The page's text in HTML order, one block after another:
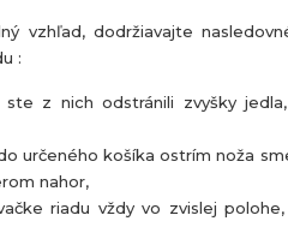
vzhľad, dodržiavajte
:
z nich odstránili zvyšky
určeného košíka ostrím noža
nahor,
riadu vždy vo zvislej